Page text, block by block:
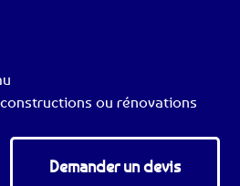
ou rénovations
Demander un devis